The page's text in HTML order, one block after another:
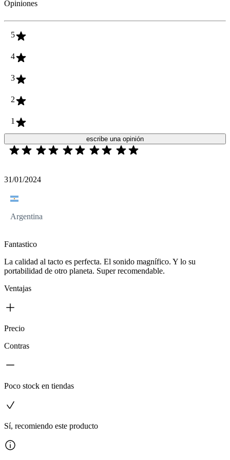
Opiniones
5
4
3
2
1
escribe una opinión
31/01/2024
Argentina
Fantastico
La calidad al tacto es perfecta. El sonido magnífico. Y lo su
portabilidad de otro planeta. Super recomendable.
Ventajas
Precio
Contras
Poco stock en tiendas
Sí, recomiendo este producto